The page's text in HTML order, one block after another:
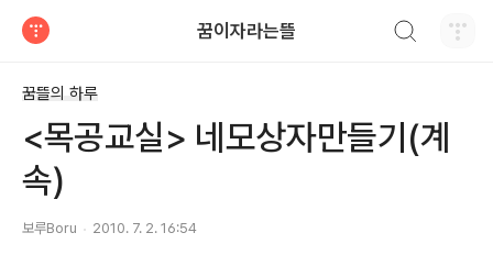
꿈이자라는뜰
꿈뜰의 하루
<목공교실> 네모상자만들기(계
속)
보루Boru 2010. 7. 2. 16:54